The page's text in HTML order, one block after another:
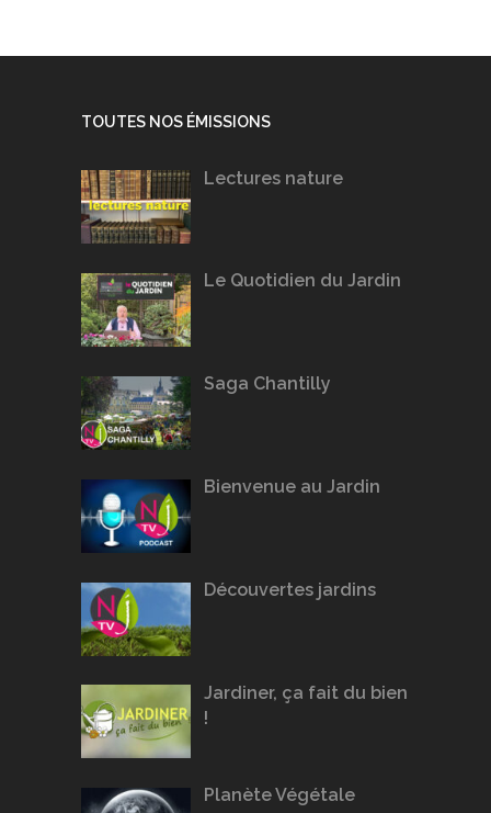
TOUTES NOS ÉMISSIONS
Lectures nature
Le Quotidien du Jardin
Saga Chantilly
Bienvenue au Jardin
Découvertes jardins
Jardiner, ça fait du bien
!
Planète Végétale